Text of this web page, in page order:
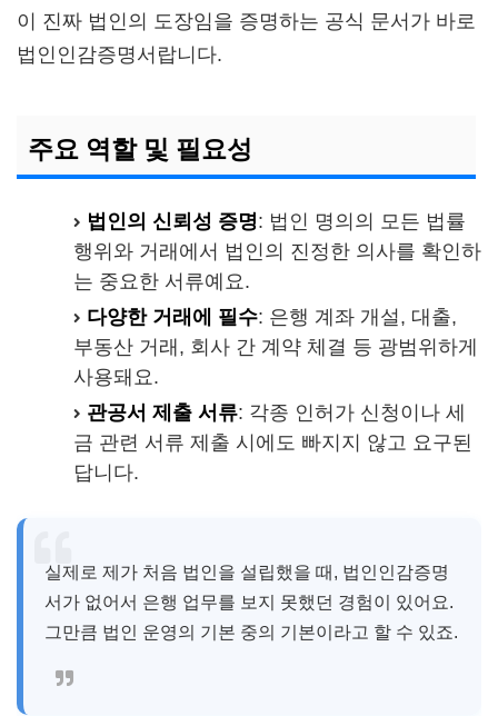
이 진짜 법인의 도장임을 증명하는 공식 문서가 바로
법인인감증명서랍니다.
주요 역할 및 필요성
법인의 신뢰성 증명: 법인 명의의 모든 법률
행위와 거래에서 법인의 진정한 의사를 확인하
는 중요한 서류예요.
다양한 거래에 필수: 은행 계좌 개설, 대출,
부동산 거래, 회사 간 계약 체결 등 광범위하게
사용돼요.
관공서 제출 서류: 각종 인허가 신청이나 세
금 관련 서류 제출 시에도 빠지지 않고 요구된
답니다.
실제로 제가 처음 법인을 설립했을 때, 법인인감증명
서가 없어서 은행 업무를 보지 못했던 경험이 있어요.
그만큼 법인 운영의 기본 중의 기본이라고 할 수 있죠.